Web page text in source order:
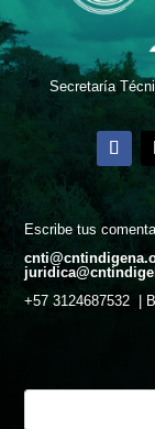
Secretaría
Escribe tus
+57 3124687532 |